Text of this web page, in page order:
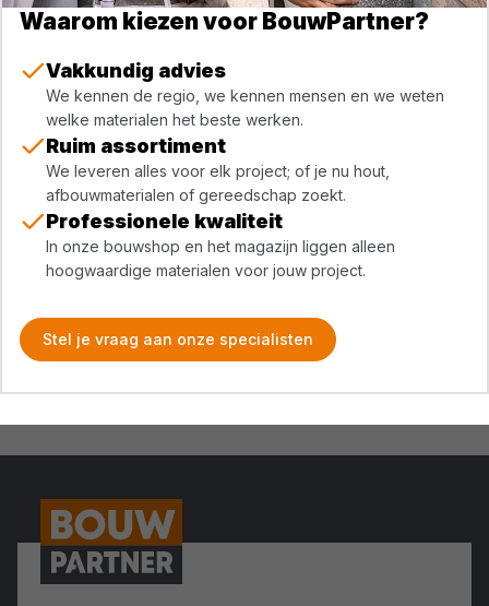
Waarom kiezen voor BouwPartner?
Vakkundig advies
We kennen de regio, we kennen mensen en we weten
welke materialen het beste werken.
Ruim assortiment
We leveren alles voor elk project; of je nu hout,
afbouwmaterialen of gereedschap zoekt.
Professionele kwaliteit
In onze bouwshop en het magazijn liggen alleen
hoogwaardige materialen voor jouw project.
Stel je vraag aan onze specialisten